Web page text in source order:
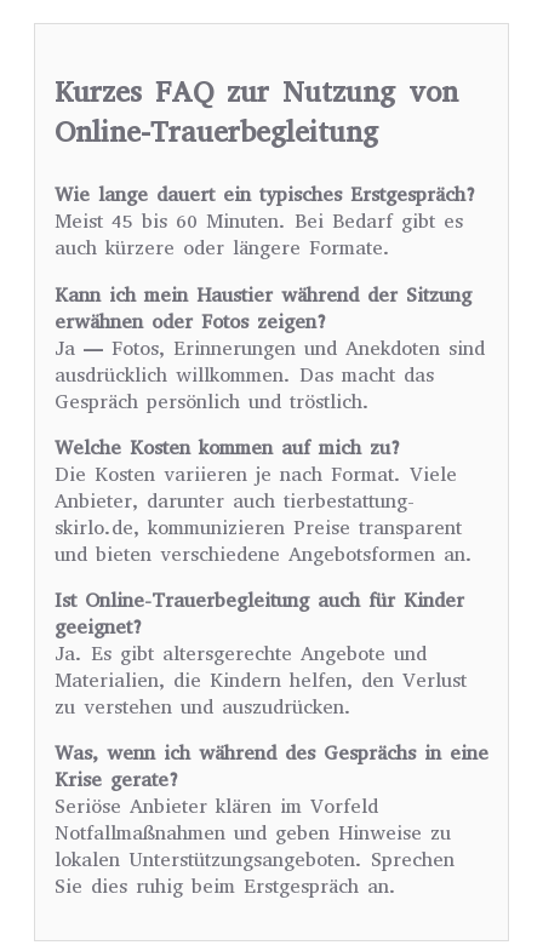
Kurzes FAQ zur Nutzung von
Online-Trauerbegleitung
Wie lange dauert ein typisches Erstgespräch?
Meist 45 bis 60 Minuten. Bei Bedarf gibt es
auch kürzere oder längere Formate.
Kann ich mein Haustier während der Sitzung
erwähnen oder Fotos zeigen?
Ja — Fotos, Erinnerungen und Anekdoten sind
ausdrücklich willkommen. Das macht das
Gespräch persönlich und tröstlich.
Welche Kosten kommen auf mich zu?
Die Kosten variieren je nach Format. Viele
Anbieter, darunter auch tierbestattung-
skirlo.de, kommunizieren Preise transparent
und bieten verschiedene Angebotsformen an.
Ist Online-Trauerbegleitung auch für Kinder
geeignet?
Ja. Es gibt altersgerechte Angebote und
Materialien, die Kindern helfen, den Verlust
zu verstehen und auszudrücken.
Was, wenn ich während des Gesprächs in eine
Krise gerate?
Seriöse Anbieter klären im Vorfeld
Notfallmaßnahmen und geben Hinweise zu
lokalen Unterstützungsangeboten. Sprechen
Sie dies ruhig beim Erstgespräch an.